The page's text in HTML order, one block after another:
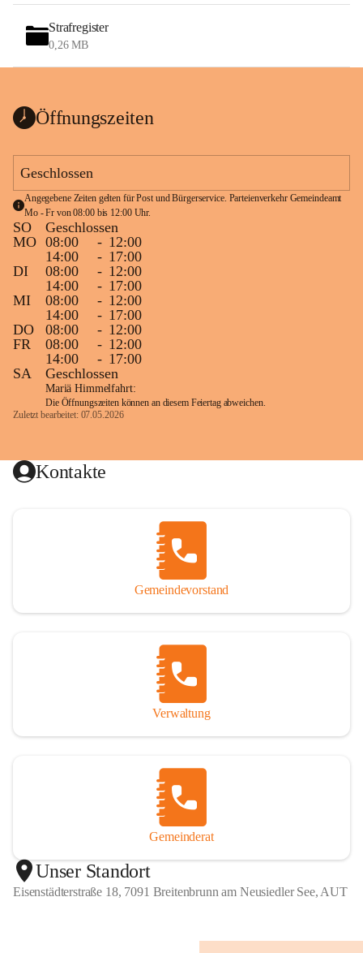
Strafregister
0,26 MB
Öffnungszeiten
Geschlossen
Angegebene Zeiten gelten für Post und Bürgerservice. Parteienverkehr Gemeindeamt
Mo - Fr von 08:00 bis 12:00 Uhr.
SO
Geschlossen
MO 08:00 - 12:00
14:00
- 17:00
DI
08:00 - 12:00
14:00
- 17:00
MI
08:00 - 12:00
14:00
- 17:00
DO
08:00 - 12:00
FR
08:00 - 12:00
14:00
- 17:00
SA
Geschlossen
Mariä Himmelfahrt:
Die Öffnungszeiten können an diesem Feiertag abweichen.
Zuletzt bearbeitet: 07.05.2026
Kontakte
Gemeindevorstand
Verwaltung
Gemeinderat
Unser Standort
Eisenstädterstraße 18, 7091 Breitenbrunn am Neusiedler See, AUT